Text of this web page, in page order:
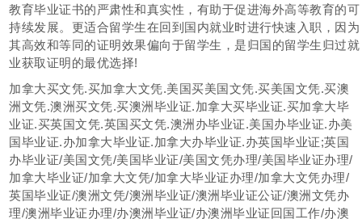
教育毕业证书的严肃性和真实性，有助于促进海外高等教育的可
持续发展。更适合留学生在回到国内就业时进行快速入职，因为
其高效和等同的证明效果偏向于留学生，是归国的留学生归过就
业获取证明的最优选择!
加拿大买文凭.买加拿大文凭.美国买美国文凭.买美国文凭.买澳
洲文凭.澳洲买文凭.买澳洲毕业证.加拿大买毕业证.买加拿大毕
业证.买英国文凭.英国买文凭.澳洲办毕业证.美国办毕业证.办美
国毕业证.办加拿大毕业证.加拿大办毕业证.办英国毕业证;英国
办毕业证/美国文凭/美国毕业证/美国文凭办理/美国毕业证办理/
加拿大毕业证/加拿大文凭/加拿大毕业证办理/加拿大文凭办理/
英国毕业证/澳洲文凭/澳洲毕业证/澳洲毕业证公证/澳洲文凭办
理/澳洲毕业证办理/办澳洲毕业证/办澳洲毕业证回国工作/办澳